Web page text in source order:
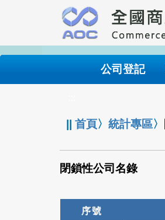
要
內
公司登記
||首頁〉統計專區〉
閉鎖性公司名錄
序號